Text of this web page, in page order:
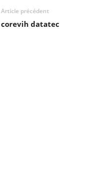
Article précédent
corevih datatec